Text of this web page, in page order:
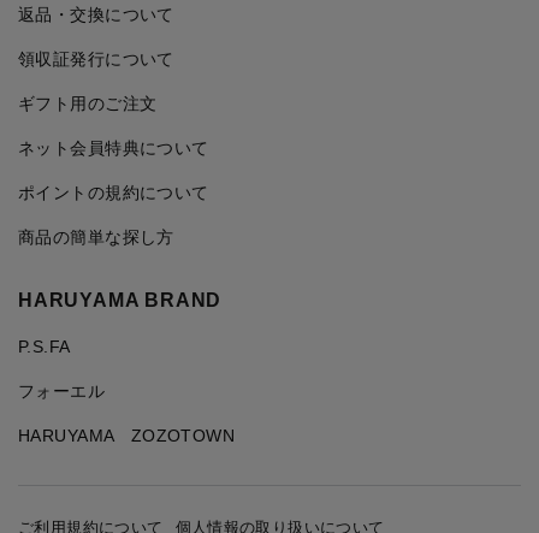
返品・交換について
領収証発行について
ギフト用のご注文
ネット会員特典について
ポイントの規約について
商品の簡単な探し方
HARUYAMA BRAND
P.S.FA
フォーエル
HARUYAMA ZOZOTOWN
ご利用規約について 個人情報の取り扱いについて